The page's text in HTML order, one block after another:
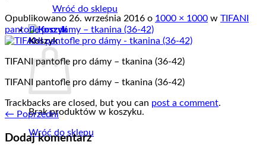
Wróć do sklepu
Koszyk
Brak produktów w koszyku.
Wróć do sklepu
Opublikowano 26. września 2016 o 1000 × 1000 w TIFANI
pantofle pro dámy – tkanina (36-42)
TIFANI pantofle pro dámy – tkanina (36-42)
TIFANI pantofle pro dámy – tkanina (36-42)
Trackbacks are closed, but you can post a comment.
← Poprzedni
Dodaj komentarz